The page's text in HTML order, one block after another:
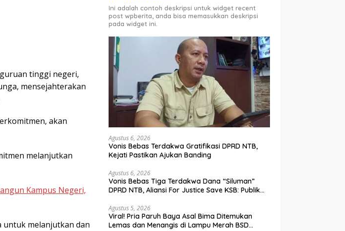
tinggi negeri,
mensejahterakan
akan
melanjutkan
Kampus Negeri,
untuk melanjutkan dan
Ini adalah contoh deskripsi untuk widget recent
post wpberita, anda bisa memasukkan deskripsi
pada widget ini.
Agustus 6, 2026
Vonis Bebas Terdakwa Gratifikasi DPRD NTB,
Kejati Pastikan Ajukan Banding
Agustus 6, 2026
Vonis Bebas Tiga Terdakwa Dana “Siluman”
DPRD NTB, Aliansi For Justice Save KSB: Publik
Agustus 5, 2026
Viral! Pria Paruh Baya Asal Bima Ditemukan
Lemas dan Menangis di Lampu Merah BSD